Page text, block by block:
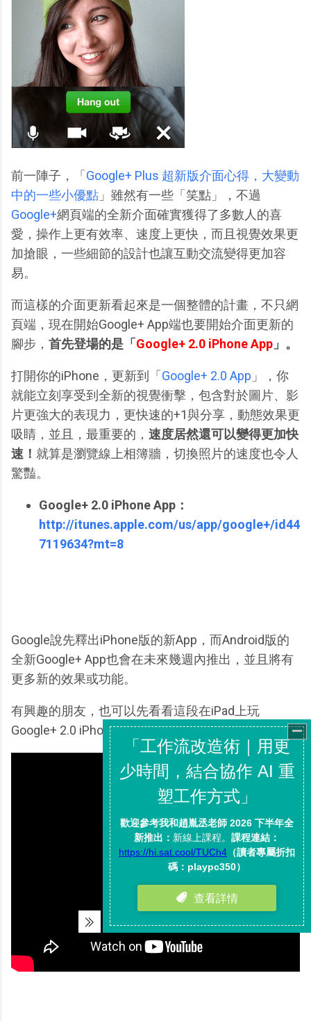
前一陣子，「 Google+ Plus 超新版介面心得，大變動
中的一些小優點 」雖然有一些「笑點」，不過
Google+網頁端的全新介面確實獲得了多數人的喜
愛，操作上更有效率、速度上更快，而且視覺效果更
加搶眼，一些細節的設計也讓互動交流變得更加容
易。
而這樣的介面更新看起來是一個整體的計畫，不只網
頁端，現在開始Google+ App端也要開始介面更新的
腳步， 首先登場的是「 Google+ 2.0 iPhone App 」。
打開你的iPhone，更新到「 Google+ 2.0 App 」，你
就能立刻享受到全新的視覺衝擊，包含對於圖片、影
片更強大的表現力，更快速的+1與分享，動態效果更
吸睛，並且，最重要的， 速度居然還可以變得更加快
速！ 就算是瀏覽線上相簿牆，切換照片的速度也令人
驚豔。
Google+ 2.0 iPhone App：
http://itunes.apple.com/us/app/google+/id44
7119634?mt=8
Google說先釋出iPhone版的新App，而Android版的
全新Google+ App也會在未來幾週內推出，並且將有
更多新的效果或功能。
有興趣的朋友，也可以先看看這段在iPad上玩
Google+ 2.0 iPhone App的影片。